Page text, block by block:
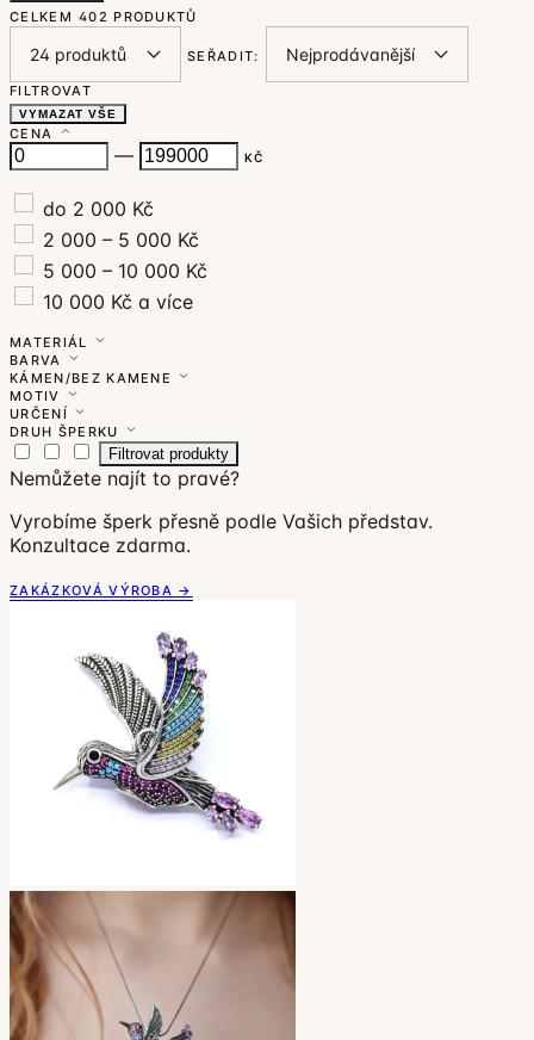
CELKEM 402 PRODUKTŮ
SEŘADIT:
FILTROVAT
VYMAZAT VŠE
CENA
— KČ
do 2 000 Kč
2 000 – 5 000 Kč
5 000 – 10 000 Kč
10 000 Kč a více
MATERIÁL
BARVA
KÁMEN/BEZ KAMENE
MOTIV
URČENÍ
DRUH ŠPERKU
Filtrovat produkty
Nemůžete najít to pravé?
Vyrobíme šperk přesně podle Vašich představ.
Konzultace zdarma.
ZAKÁZKOVÁ VÝROBA →